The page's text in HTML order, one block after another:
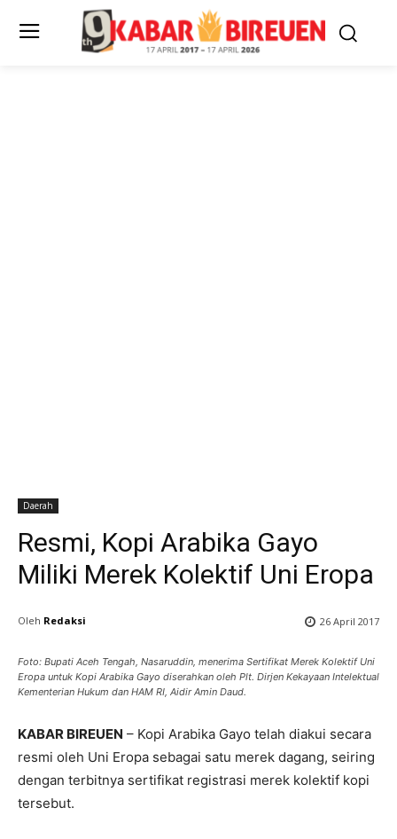
Daerah
Resmi, Kopi Arabika Gayo
Miliki Merek Kolektif Uni Eropa
Oleh Redaksi 26 April 2017
Foto: Bupati Aceh Tengah, Nasaruddin, menerima Sertifikat Merek Kolektif Uni
Eropa untuk Kopi Arabika Gayo diserahkan oleh Plt. Dirjen Kekayaan Intelektual
Kementerian Hukum dan HAM RI, Aidir Amin Daud.
KABAR BIREUEN – Kopi Arabika Gayo telah diakui secara
resmi oleh Uni Eropa sebagai satu merek dagang, seiring
dengan terbitnya sertifikat registrasi merek kolektif kopi
tersebut.